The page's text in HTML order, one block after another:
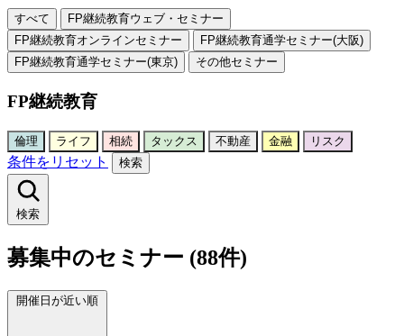
すべて
FP継続教育ウェブ・セミナー
FP継続教育オンラインセミナー
FP継続教育通学セミナー(大阪)
FP継続教育通学セミナー(東京)
その他セミナー
FP継続教育
倫理 ライフ 相続 タックス 不動産 金融 リスク
条件をリセット 検索
検索
募集中のセミナー (88件)
開催日が近い順